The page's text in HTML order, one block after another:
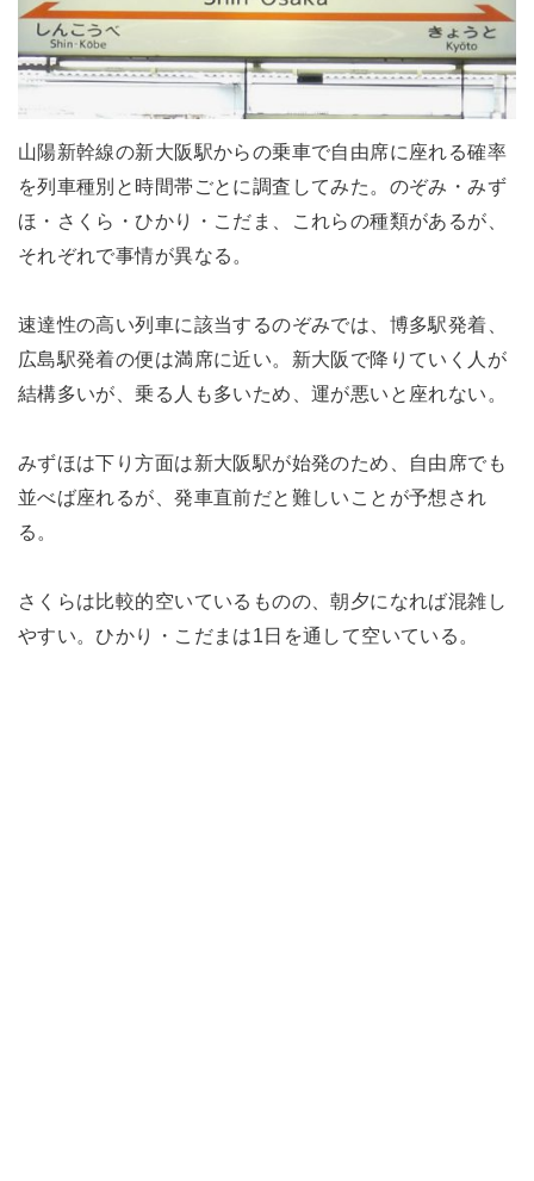
山陽新幹線の新大阪駅からの乗車で自由席に座れる確率
を列車種別と時間帯ごとに調査してみた。のぞみ・みず
ほ・さくら・ひかり・こだま、これらの種類があるが、
それぞれで事情が異なる。
速達性の高い列車に該当するのぞみでは、博多駅発着、
広島駅発着の便は満席に近い。新大阪で降りていく人が
結構多いが、乗る人も多いため、運が悪いと座れない。
みずほは下り方面は新大阪駅が始発のため、自由席でも
並べば座れるが、発車直前だと難しいことが予想され
る。
さくらは比較的空いているものの、朝夕になれば混雑し
やすい。ひかり・こだまは1日を通して空いている。